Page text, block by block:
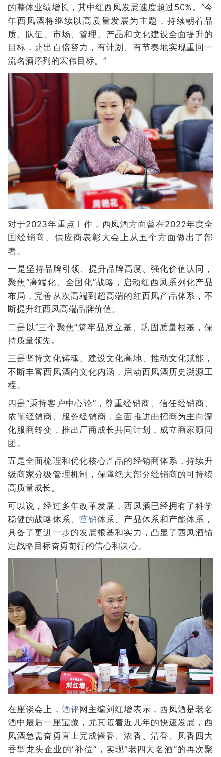
的整体业绩增长，其中红西凤发展速度超过50%。“今
年西凤酒将继续以高质量发展为主题，持续朝着品
质、队伍、市场、管理、产品和文化建设全面提升的
目标，赴出百倍努力，有计划、有节奏地实现重回一
流名酒序列的宏伟目标。”
对于2023年重点工作，西凤酒方面曾在2022年度全
国经销商、供应商表彰大会上从五个方面做出了部
署。
一是坚持品牌引领、提升品牌高度、强化价值认同，
聚焦“高端化、全国化”战略，启动红西凤系列化产品
布局，完善从次高端到超高端的红西凤产品体系，不
断提升红西凤高端品牌价值。
二是以“三个聚焦”筑牢品质立基、巩固质量根基，保
持质量领先。
三是坚持文化铸魂、建设文化高地、推动文化赋能，
不断丰富西凤酒的文化内涵，启动西凤酒历史溯源工
程。
四是“秉持客户中心论”，尊重经销商、信任经销商、
依靠经销商、服务经销商，全面推进由招商为主向深
化服商转变，推出厂商成长共同计划，成立商家顾问
团。
五是全面梳理和优化核心产品的经销商体系，持续升
级商家分级管理机制，保障绝大部分经销商的可持续
高质量成长。
可以说，经过多年改革发展，西凤酒已经拥有了科学
稳健的战略体系、 营销体系、产品体系和产能体系，
具备了更进一步的发展根基和实力，凸显了西凤酒锚
定战略目标奋勇前行的信心和决心。
在座谈会上， 酒评网主编刘红增表示，西凤酒是老名
酒中最后一座宝藏，尤其随着近几年的快速发展，西
凤酒急需奋勇直上完成酱香、浓香、清香、凤香四大
香型龙头企业的“补位”，实现“老四大名酒”的再次聚